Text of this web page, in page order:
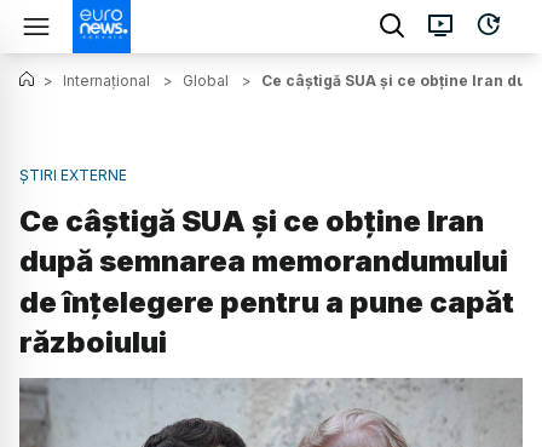
> Internațional > Global > Ce câștigă SUA și ce obține Iran
ȘTIRI EXTERNE
Ce câștigă SUA și ce obține Iran
după semnarea memorandumului
de înțelegere pentru a pune capăt
războiului